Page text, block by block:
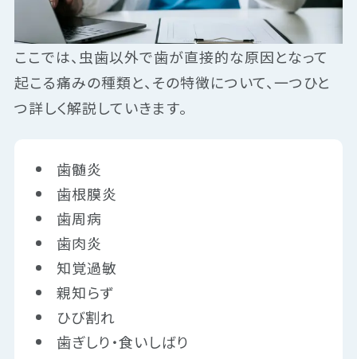
ここでは、虫歯以外で歯が直接的な原因となって
起こる痛みの種類と、その特徴について、一つひと
つ詳しく解説していきます。
歯髄炎
歯根膜炎
歯周病
歯肉炎
知覚過敏
親知らず
ひび割れ
歯ぎしり・食いしばり